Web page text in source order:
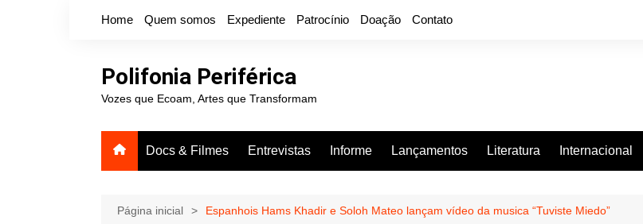
Home Quem somos Expediente Patrocínio Doação Contato
Polifonia Periférica
Vozes que Ecoam, Artes que Transformam
Docs & Filmes Entrevistas Informe Lançamentos Literatura Internacional
Página inicial Espanhois Hams Khadir e Soloh Mateo lançam vídeo da musica “Tuviste Miedo”